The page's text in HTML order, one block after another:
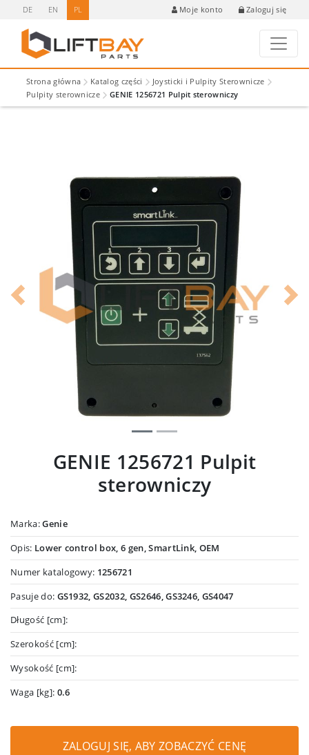
DE EN PL Moje konto Zaloguj się
Strona główna Katalog części
Joysticki i Pulpity Sterownicze
Pulpity sterownicze
GENIE 1256721 Pulpit sterowniczy
Previous Next
GENIE 1256721 Pulpit
sterowniczy
Marka:Genie
Opis: Lower control box, 6 gen, SmartLink, OEM
Numer katalogowy: 1256721
Pasuje do: GS1932, GS2032, GS2646, GS3246, GS4047
Długość [cm]:
Szerokość [cm]:
Wysokość [cm]:
Waga [kg]: 0.6
ZALOGUJ SIĘ, ABY ZOBACZYĆ CENĘ